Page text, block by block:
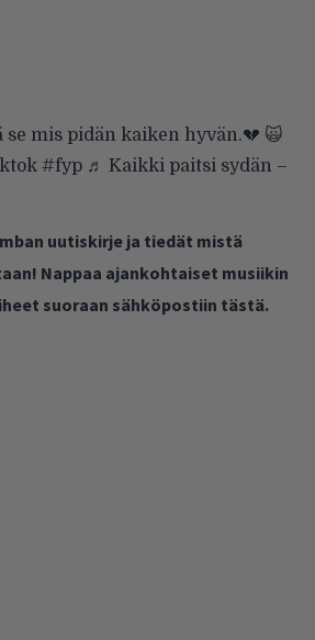
se mis pidän kaiken hyvän.💔 🙀
#fyp ♬ Kaikki paitsi sydän –
uutiskirje ja tiedät mistä
Nappaa ajankohtaiset musiikin
suoraan sähköpostiin tästä.